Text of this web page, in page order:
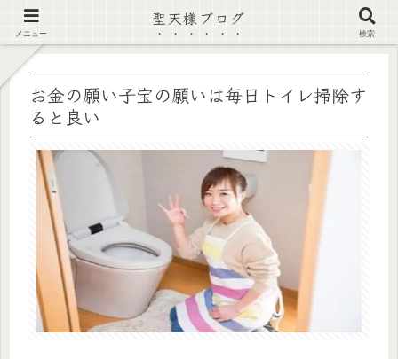
【注意喚起】偽サイト及び偽情報に注意 ▶確認する◀
お金の願い子宝の願いは毎日トイレ掃除す
ると良い
メニュー
聖天様ブログ
検索